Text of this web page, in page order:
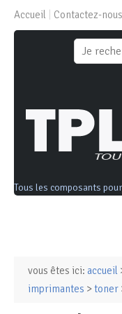
Accueil Contactez-nous
Tous les composants
vous êtes ici: accueil
imprimantes > toner